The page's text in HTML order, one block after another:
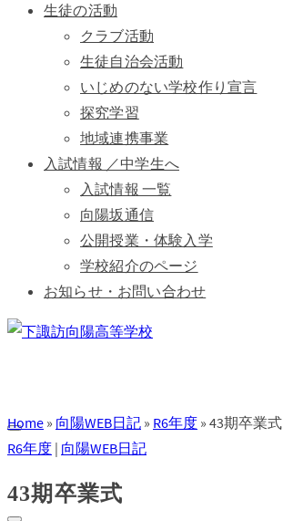
生徒の活動
クラブ活動
生徒自治会活動
いじめのない学校作り宣言
探究学習
地域連携事業
入試情報 ／中学生へ
入試情報 一覧
向陽坂通信
公開授業・体験入学
学校紹介のページ
お知らせ・お問い合わせ
Home » 向陽WEB日記 » R6年度 » 43期卒業式
R6年度 | 向陽WEB日記
43期卒業式